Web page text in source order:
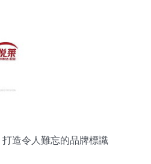
打造令人難忘的品牌標識